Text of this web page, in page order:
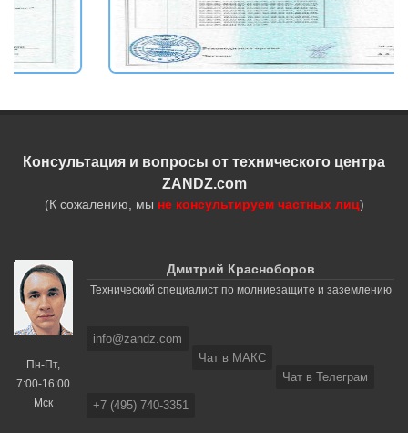
Консультация и вопросы от технического центра
ZANDZ.com
(К сожалению, мы не консультируем частных лиц)
Пн-Пт,
7:00-16:00
Мск
Дмитрий Красноборов
Технический специалист по молниезащите и заземлению
info@zandz.com
Чат в МАКС
Чат в Телеграм
+7 (495) 740-3351